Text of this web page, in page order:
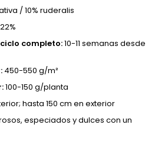
/ 10% ruderalis
completo:10-11 semanas desde
450-550 g/m²
100-150 g/planta
hasta 150 cm en exterior
especiados y dulces con un